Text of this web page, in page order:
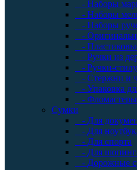
- Наборы
- Наборы
- Наборы
-
-
- Ручки из
- Ручки-
- Стержни и
- Упаковка
- Фломастеры
Сумки
- Для
- Для
- Для спорта
- Для
- Дорожные